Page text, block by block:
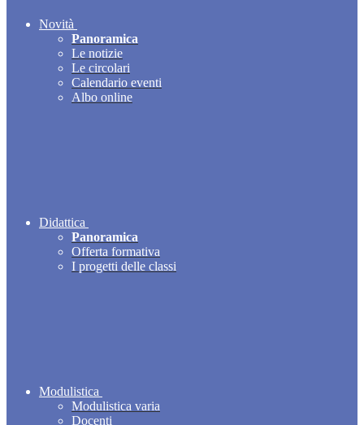
Novità
Panoramica
Le notizie
Le circolari
Calendario eventi
Albo online
Didattica
Panoramica
Offerta formativa
I progetti delle classi
Modulistica
Modulistica varia
Docenti